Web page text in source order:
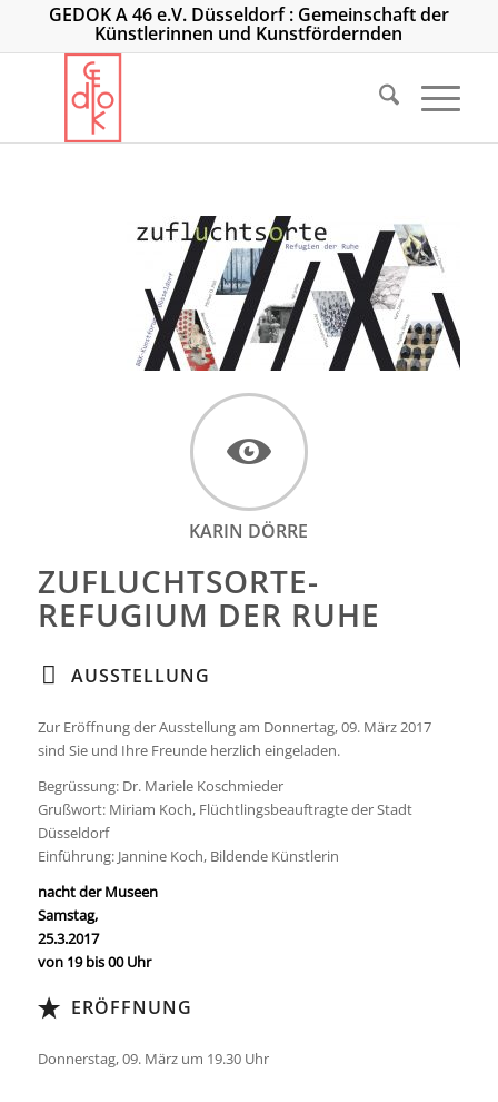
GEDOK A 46 e.V. Düsseldorf : Gemeinschaft der
Künstlerinnen und Kunstfördernden
KARIN DÖRRE
ZUFLUCHTSORTE-
REFUGIUM DER RUHE
AUSSTELLUNG
Zur Eröffnung der Ausstellung am Donnertag, 09. März 2017
sind Sie und Ihre Freunde herzlich eingeladen.
Begrüssung: Dr. Mariele Koschmieder
Grußwort: Miriam Koch, Flüchtlingsbeauftragte der Stadt
Düsseldorf
Einführung: Jannine Koch, Bildende Künstlerin
nacht der Museen
Samstag,
25.3.2017
von 19 bis 00 Uhr
ERÖFFNUNG
Donnerstag, 09. März um 19.30 Uhr